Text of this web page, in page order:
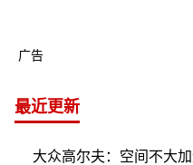
广告
最近更新
大众高尔夫：空间不大